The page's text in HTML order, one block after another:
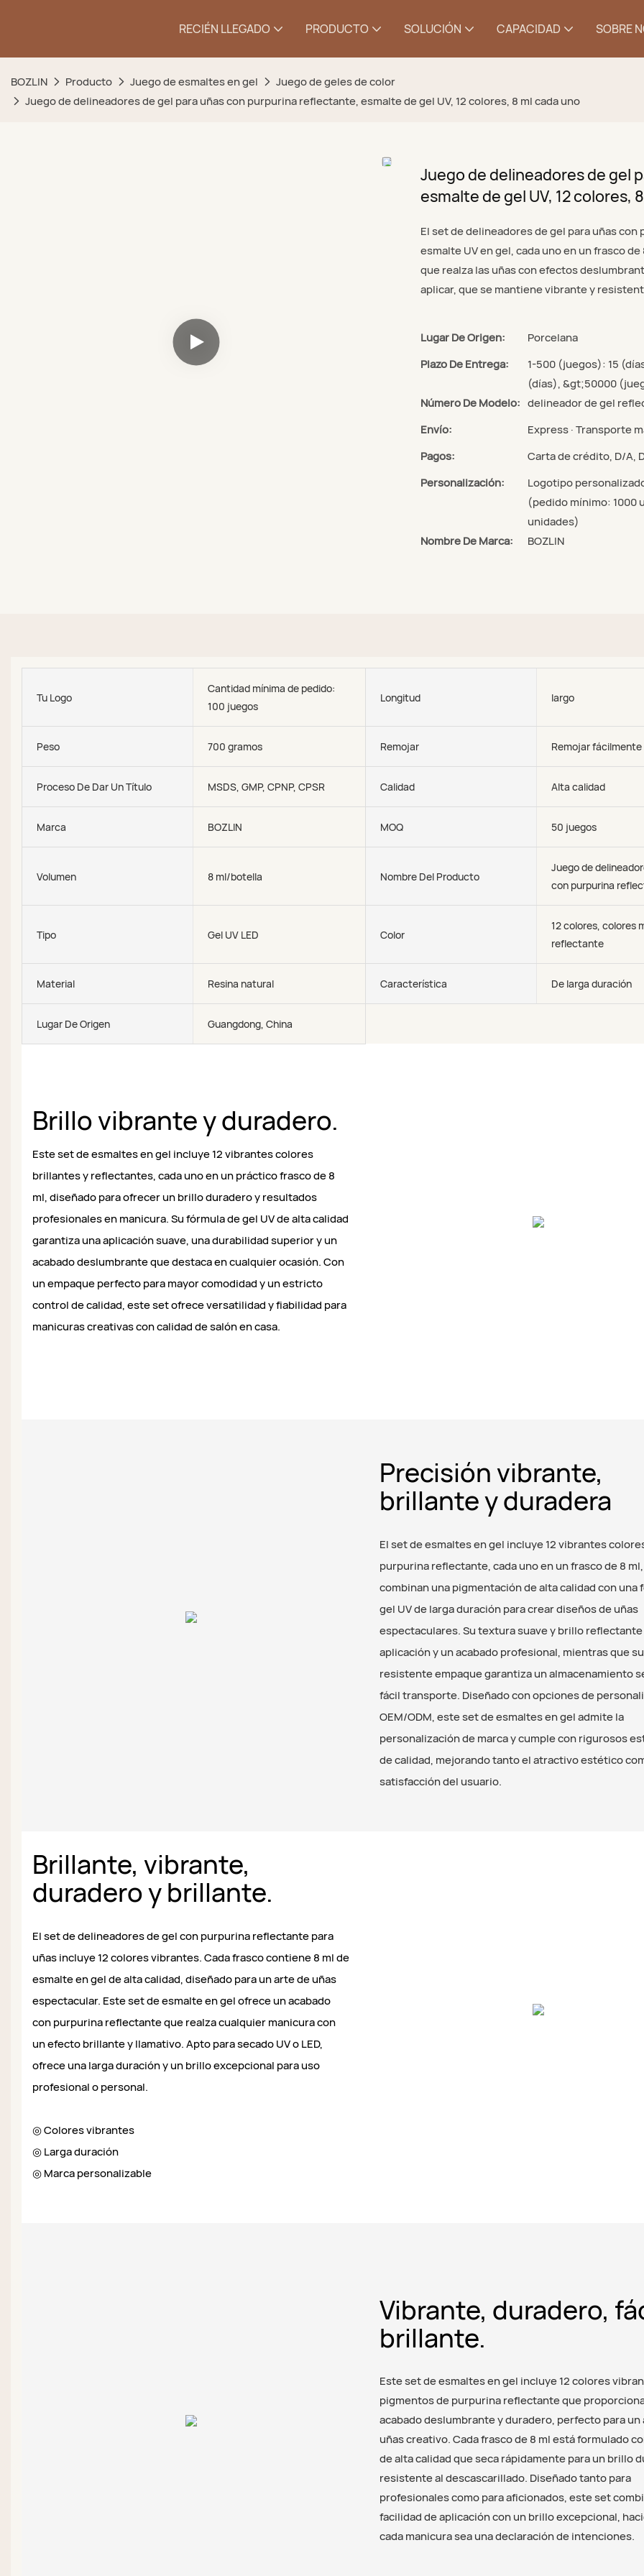
RECIÉN LLEGADO PRODUCTO SOLUCIÓN CAPACIDAD SOBRE
BOZLIN Producto Juego de esmaltes en gel
Juego de geles de color
Juego de delineadores de gel para uñas con purpurina reflectante, esmalte de gel UV, 12 colores, 8 ml cada uno
Juego de delineadores de gel
esmalte de gel UV, 12 colores,
El set de delineadores de gel para uñas
esmalte UV en gel, cada uno en un frasco
que realza las uñas con efectos
aplicar, que se mantiene vibrante y
Lugar De Origen:
Porcelana
Plazo De Entrega:
1-500 (juegos): 15
(días), &gt;50000
Número De Modelo: delineador de gel
Envío:
Express · Transporte
Pagos:
Carta de crédito, D/A,
Personalización:
Logotipo
(pedido mínimo: 1000
unidades)
Nombre De Marca:
BOZLIN
Tu Logo
Cantidad mínima de pedido:
100 juegos
Longitud largo
Peso 700 gramos Remojar Remojar fácilmente
Proceso De Dar Un Título MSDS, GMP, CPNP, CPSR Calidad Alta calidad
Marca BOZLIN MOQ 50 juegos
Volumen 8 ml/botella Nombre Del Producto
Juego de
con purpurina
Tipo Gel UV LED Color
12 colores, colores
reflectante
Material Resina natural Característica De larga duración
Lugar De Origen Guangdong, China
Brillo vibrante y duradero.
Este set de esmaltes en gel incluye 12 vibrantes colores
brillantes y reflectantes, cada uno en un práctico frasco de 8
ml, diseñado para ofrecer un brillo duradero y resultados
profesionales en manicura. Su fórmula de gel UV de alta calidad
garantiza una aplicación suave, una durabilidad superior y un
acabado deslumbrante que destaca en cualquier ocasión. Con
un empaque perfecto para mayor comodidad y un estricto
control de calidad, este set ofrece versatilidad y fiabilidad para
manicuras creativas con calidad de salón en casa.
Precisión vibrante,
brillante y duradera
El set de esmaltes en gel incluye 12 vibrantes
purpurina reflectante, cada uno en un frasco de 8
combinan una pigmentación de alta calidad con una
gel UV de larga duración para crear diseños de uñas
espectaculares. Su textura suave y brillo
aplicación y un acabado profesional, mientras que su
resistente empaque garantiza un almacenamiento
fácil transporte. Diseñado con opciones de
OEM/ODM, este set de esmaltes en gel admite la
personalización de marca y cumple con rigurosos
de calidad, mejorando tanto el atractivo estético
satisfacción del usuario.
Brillante, vibrante,
duradero y brillante.
El set de delineadores de gel con purpurina reflectante para
uñas incluye 12 colores vibrantes. Cada frasco contiene 8 ml de
esmalte en gel de alta calidad, diseñado para un arte de uñas
espectacular. Este set de esmalte en gel ofrece un acabado
con purpurina reflectante que realza cualquier manicura con
un efecto brillante y llamativo. Apto para secado UV o LED,
ofrece una larga duración y un brillo excepcional para uso
profesional o personal.
◎ Colores vibrantes
◎ Larga duración
◎ Marca personalizable
Vibrante, duradero,
brillante.
Este set de esmaltes en gel incluye 12 colores
pigmentos de purpurina reflectante que
acabado deslumbrante y duradero, perfecto para un
uñas creativo. Cada frasco de 8 ml está formulado
de alta calidad que seca rápidamente para un brillo
resistente al descascarillado. Diseñado tanto para
profesionales como para aficionados, este set
facilidad de aplicación con un brillo excepcional,
cada manicura sea una declaración de intenciones.